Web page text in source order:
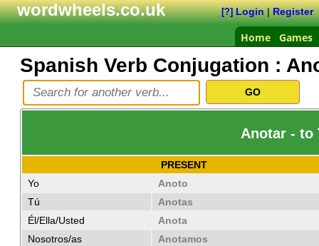
wordwheels.co.uk [?] Login|Register
Home Games
Spanish Verb Conjugation :
Anotar - to
PRESENT
Yo
Anoto
Tú
Anotas
Él/Ella/Usted
Anota
Nosotros/as
Anotamos